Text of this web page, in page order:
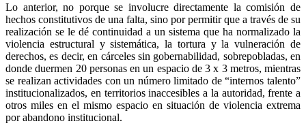
Lo anterior, no porque se involucre directamente la comisión de
hechos constitutivos de una falta, sino por permitir que a través de su
realización se le dé continuidad a un sistema que ha normalizado la
violencia estructural y sistemática, la tortura y la vulneración de
derechos, es decir, en cárceles sin gobernabilidad, sobrepobladas, en
donde duermen 20 personas en un espacio de 3 x 3 metros, mientras
se realizan actividades con un número limitado de “internos talento”
institucionalizados, en territorios inaccesibles a la autoridad, frente a
otros miles en el mismo espacio en situación de violencia extrema
por abandono institucional.